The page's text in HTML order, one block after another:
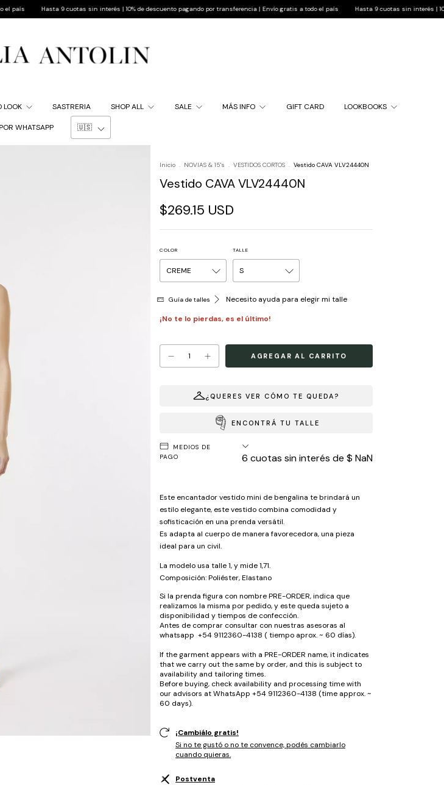
Hasta 9 cuotas sin interés | 10% de descuento pagando por transferencia | Envío gratis a todo el país Hasta 9 cuotas sin interés | 10% de
LOOK SASTRERIA SHOP ALL SALE MÁS INFO GIFT CARD LOOKBOOKS
WHATSAPP
Inicio . NOVIAS & 15's . VESTIDOS CORTOS . Vestido CAVA VLV24440N
Vestido CAVA VLV24440N
$269.15 USD
COLOR TALLE
Guía de talles Necesito ayuda para elegir mi talle
¿QUERES VER CÓMO TE QUEDA?
ENCONTRÁ TU TALLE
¡No te lo pierdas, es el último!
MEDIOS DE
PAGO
6 cuotas sin interés de $ NaN
Este encantador vestido mini de bengalina te brindará un
estilo elegante, este vestido combina comodidad y
sofisticación en una prenda versátil.
Es adapta al cuerpo de manera favorecedora, una pieza
ideal para un civil.
La modelo usa talle 1, y mide 1,71.
Composición: Poliéster, Elastano
Si la prenda figura con nombre PRE-ORDER, indica que
realizamos la misma por pedido, y este queda sujeto a
disponibilidad y tiempos de confección.
Antes de comprar consultar con nuestras asesoras al
whatsapp +54 9112360-4138 ( tiempo aprox. ~ 60 días).
If the garment appears with a PRE-ORDER name, it indicates
that we carry out the same by order, and this is subject to
availability and tailoring times.
Before buying, check availability and processing time with
our advisors at WhatsApp +54 9112360-4138 (time approx. ~
60 days).
¡Cambiálo gratis!
Si no te gustó o no te convence, podés cambiarlo
cuando quieras.
Postventa